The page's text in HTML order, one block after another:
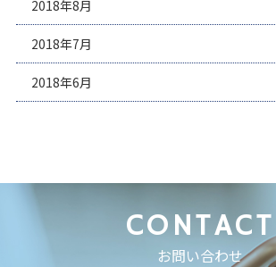
2018年8月
2018年7月
2018年6月
CONTACT
お問い合わせ